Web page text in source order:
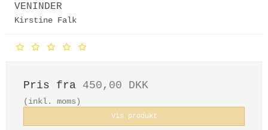
VENINDER
Kirstine Falk
Pris fra 450,00 DKK
(inkl. moms)
Vis produkt